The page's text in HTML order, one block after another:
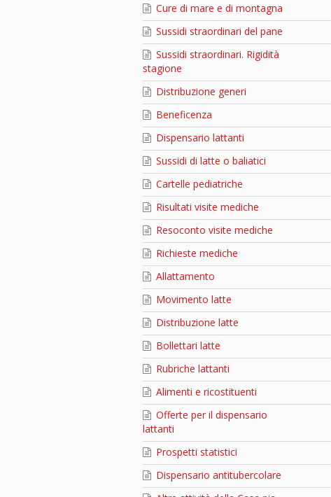
Cure di mare e di montagna
Sussidi straordinari del pane
Sussidi straordinari. Rigidità
stagione
Distribuzione generi
Beneficenza
Dispensario lattanti
Sussidi di latte o baliatici
Cartelle pediatriche
Risultati visite mediche
Resoconto visite mediche
Richieste mediche
Allattamento
Movimento latte
Distribuzione latte
Bollettari latte
Rubriche lattanti
Alimenti e ricostituenti
Offerte per il dispensario
lattanti
Prospetti statistici
Dispensario antitubercolare